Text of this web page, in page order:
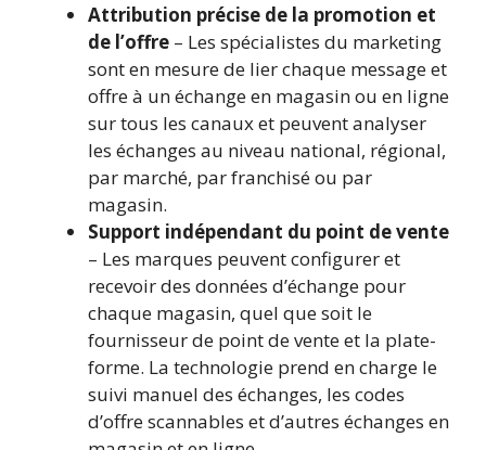
Attribution précise de la promotion et
de l’offre – Les spécialistes du marketing
sont en mesure de lier chaque message et
offre à un échange en magasin ou en ligne
sur tous les canaux et peuvent analyser
les échanges au niveau national, régional,
par marché, par franchisé ou par
magasin.
Support indépendant du point de vente
– Les marques peuvent configurer et
recevoir des données d’échange pour
chaque magasin, quel que soit le
fournisseur de point de vente et la plate-
forme. La technologie prend en charge le
suivi manuel des échanges, les codes
d’offre scannables et d’autres échanges en